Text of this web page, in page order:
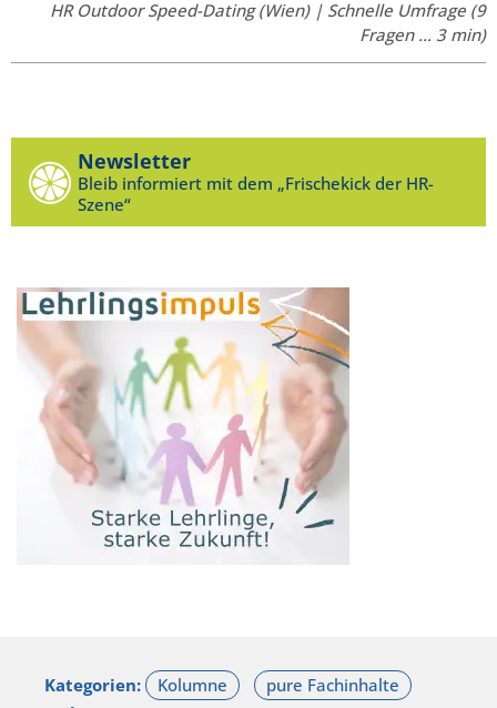
HR Outdoor Speed-Dating (Wien) | Schnelle Umfrage (9
Fragen … 3 min)
Newsletter
Bleib informiert mit dem „Frischekick der HR-
Szene“
Kategorien: